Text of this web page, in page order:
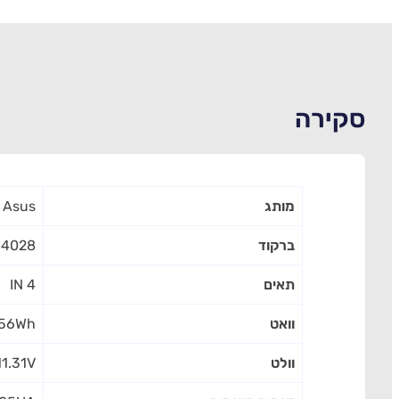
סקירה
מותג Asus
ברקוד
תאים 4 IN
וואט
וולט